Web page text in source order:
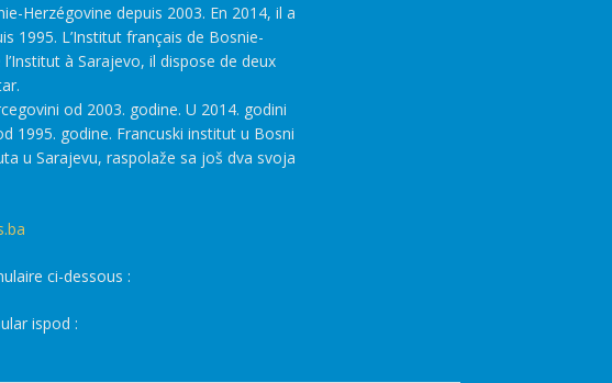
Herzégovine depuis 2003. En 2014, il a
1995. L’Institut français de Bosnie-
à Sarajevo, il dispose de deux
od 2003. godine. U 2014. godini
1995. godine. Francuski institut u Bosni
u Sarajevu, raspolaže sa još dva svoja
ci-dessous :
ispod :